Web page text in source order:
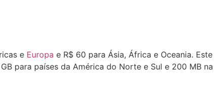
e Europa e R$ 60 para Ásia, África e Oceania. Este
para países da América do Norte e Sul e 200 MB na